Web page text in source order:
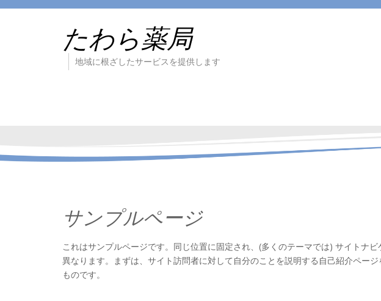
たわら薬局
地域に根ざしたサービスを提供します
サンプルページ
これはサンプルページです。同じ位置に固定され、(多くのテーマでは) サイトナ
異なります。まずは、サイト訪問者に対して自分のことを説明する自己紹介ペー
ものです。